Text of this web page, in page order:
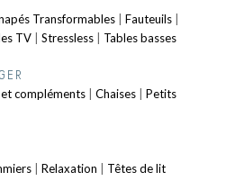
Transformables| Fauteuils|
TV| Stressless| Tables basses
compléments| Chaises| Petits
| Relaxation Têtes de lit